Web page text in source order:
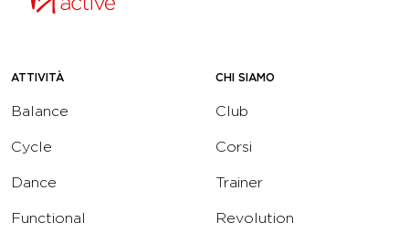
ATTIVITÀ
Balance
Cycle
Dance
Functional
CHI SIAMO
Club
Corsi
Trainer
Revolution